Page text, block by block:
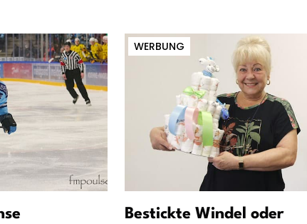
WERBUNG
Bestickte Windel oder